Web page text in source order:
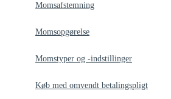
Momsafstemning
Momsopgørelse
Momstyper og -indstillinger
Køb med omvendt betalingspligt